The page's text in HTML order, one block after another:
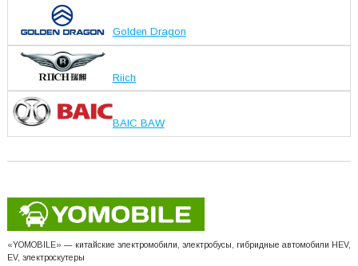
Golden Dragon
Riich
BAIC BAW
«YOMOBILE» — китайские электромобили, электробусы, гибридные автомобили HEV,
EV, электроскутеры